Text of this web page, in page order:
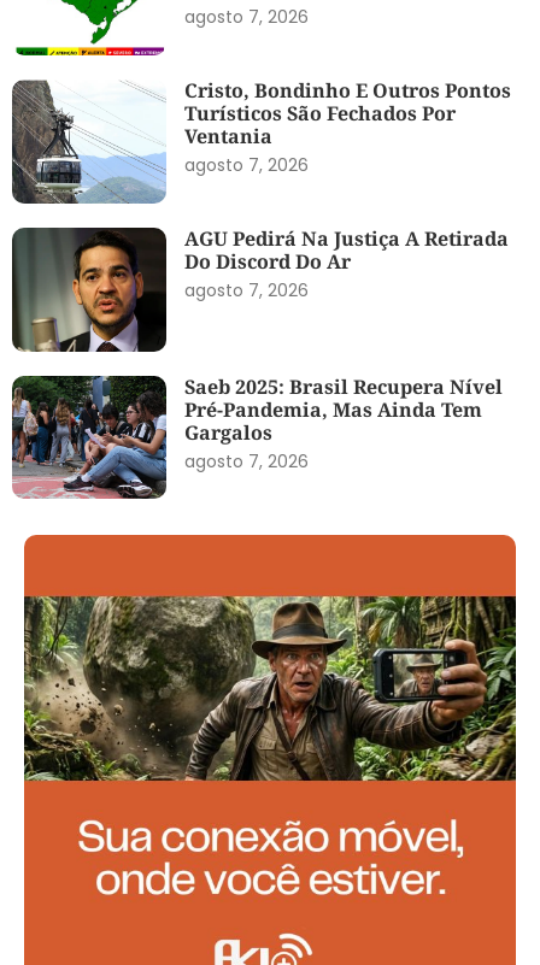
agosto 7, 2026
Cristo, Bondinho E Outros Pontos
Turísticos São Fechados Por
Ventania
agosto 7, 2026
AGU Pedirá Na Justiça A Retirada
Do Discord Do Ar
agosto 7, 2026
Saeb 2025: Brasil Recupera Nível
Pré-Pandemia, Mas Ainda Tem
Gargalos
agosto 7, 2026